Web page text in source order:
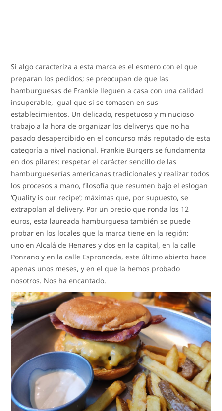
Si algo caracteriza a esta marca es el esmero con el que
preparan los pedidos; se preocupan de que las
hamburguesas de Frankie lleguen a casa con una calidad
insuperable, igual que si se tomasen en sus
establecimientos. Un delicado, respetuoso y minucioso
trabajo a la hora de organizar los deliverys que no ha
pasado desapercibido en el concurso más reputado de esta
categoría a nivel nacional. Frankie Burgers se fundamenta
en dos pilares: respetar el carácter sencillo de las
hamburgueserías americanas tradicionales y realizar todos
los procesos a mano, filosofía que resumen bajo el eslogan
‘Quality is our recipe’; máximas que, por supuesto, se
extrapolan al delivery. Por un precio que ronda los 12
euros, esta laureada hamburguesa también se puede
probar en los locales que la marca tiene en la región:
uno en Alcalá de Henares y dos en la capital, en la calle
Ponzano y en la calle Espronceda, este último abierto hace
apenas unos meses, y en el que la hemos probado
nosotros. Nos ha encantado.